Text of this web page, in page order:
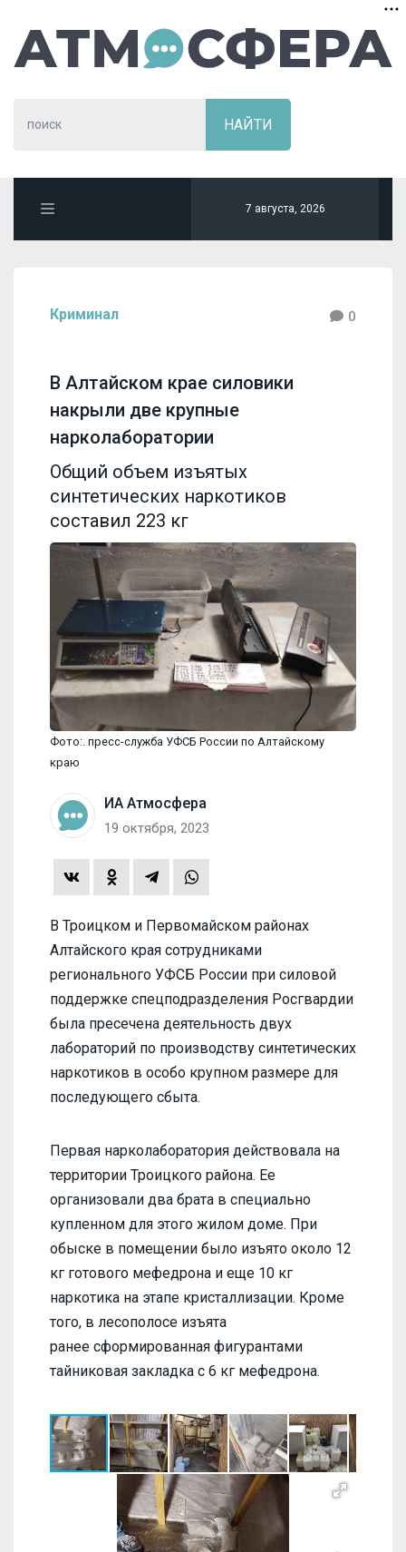
7 августа, 2026
Криминал 0
В Алтайском крае силовики
накрыли две крупные
нарколаборатории
Общий объем изъятых
синтетических наркотиков
составил 223 кг
Фото:. пресс-служба УФСБ России по Алтайскому
краю
ИА Атмосфера
19 октября, 2023
В Троицком и Первомайском районах
Алтайского края сотрудниками
регионального УФСБ России при силовой
поддержке спецподразделения Росгвардии
была пресечена деятельность двух
лабораторий по производству синтетических
наркотиков в особо крупном размере для
последующего сбыта.
Первая нарколаборатория действовала на
территории Троицкого района. Ее
организовали два брата в специально
купленном для этого жилом доме. При
обыске в помещении было изъято около 12
кг готового мефедрона и еще 10 кг
наркотика на этапе кристаллизации. Кроме
того, в лесополосе изъята
ранее сформированная фигурантами
тайниковая закладка с 6 кг мефедрона.